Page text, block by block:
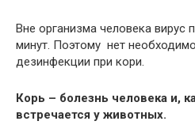
Вне организма человека вирус
минут. Поэтому нет
дезинфекции при кори.
Корь – болезнь человека и,
встречается у животных.